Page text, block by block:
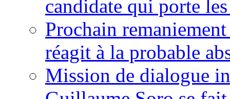
candidate qui porte
Prochain
réagit à la probable
Mission de dialogue